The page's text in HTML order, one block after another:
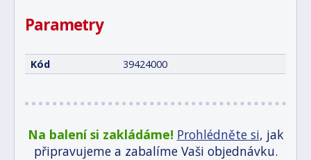
Parametry
Kód 39424000
Na balení si zakládáme! Prohlédněte si, jak
připravujeme a zabalíme Vaši objednávku.